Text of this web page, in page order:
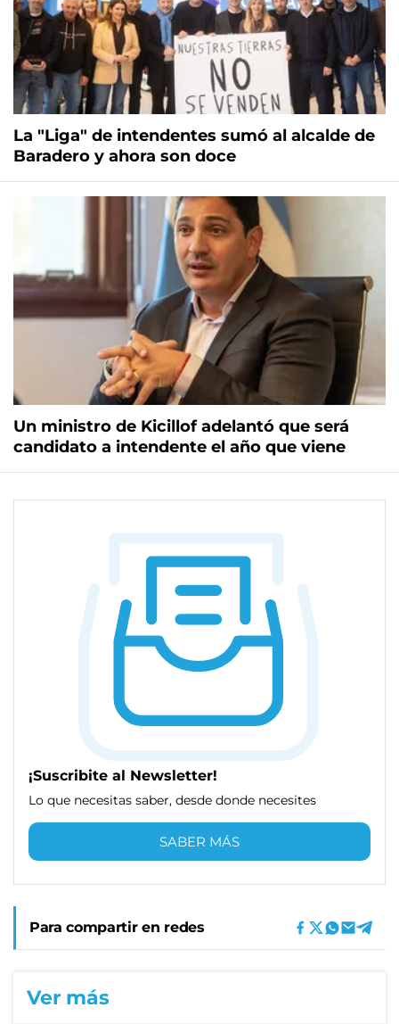
La "Liga" de intendentes sumó al alcalde de
Baradero y ahora son doce
Un ministro de Kicillof adelantó que será
candidato a intendente el año que viene
¡Suscribite al Newsletter!
Lo que necesitas saber, desde donde necesites
SABER MÁS
Para compartir en redes
Ver más